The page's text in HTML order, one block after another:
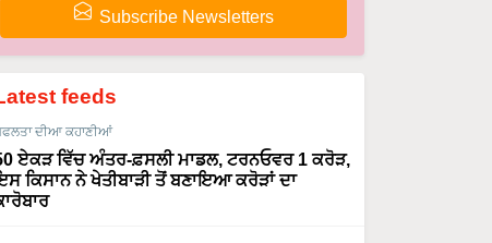
Subscribe Newsletters
feeds
ਦੀਆ ਕਹਾਣੀਆਂ
ਏਕੜ ਵਿੱਚ ਅੰਤਰ-ਫ਼ਸਲੀ ਮਾਡਲ, ਟਰਨਓਵਰ 1 ਕਰੋੜ,
ਕਿਸਾਨ ਨੇ ਖੇਤੀਬਾੜੀ ਤੋਂ ਬਣਾਇਆ ਕਰੋੜਾਂ ਦਾ